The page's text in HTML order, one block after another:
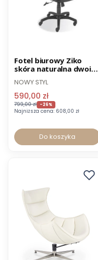
Promocja
Fotel biurowy Ziko
skóra naturalna dwoina
NOWY STYL
590,00 zł
799,00 zł -26%
Najniższa cena: 608,00 zł
Do koszyka